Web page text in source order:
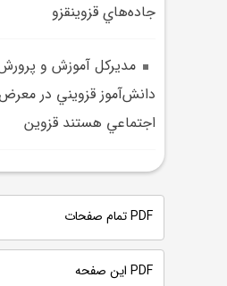
جاده‌هاي قزوينقزو
دانش‌آموز قزويني در
اجتماعي هستند قزوين
PDF تمام صفحات
PDF این صفحه